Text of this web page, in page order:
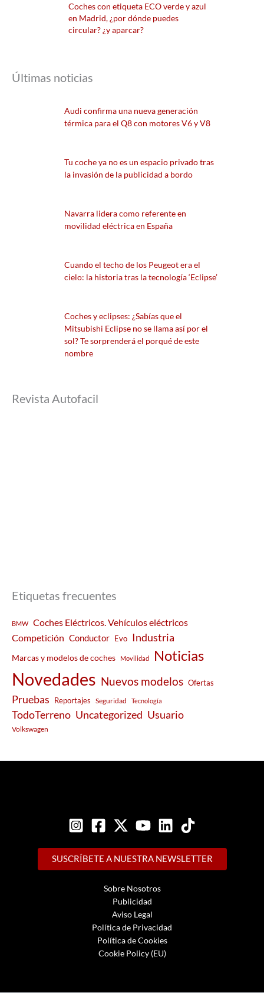
Coches con etiqueta ECO verde y azul
en Madrid, ¿por dónde puedes
circular? ¿y aparcar?
Últimas noticias
Audi confirma una nueva generación
térmica para el Q8 con motores V6 y V8
Tu coche ya no es un espacio privado tras
la invasión de la publicidad a bordo
Navarra lidera como referente en
movilidad eléctrica en España
Cuando el techo de los Peugeot era el
cielo: la historia tras la tecnología ‘Eclipse’
Coches y eclipses: ¿Sabías que el
Mitsubishi Eclipse no se llama así por el
sol? Te sorprenderá el porqué de este
nombre
Revista Autofacil
Etiquetas frecuentes
BMW
Coches Eléctricos. Vehículos eléctricos
Competición Conductor Evo Industria
Marcas y modelos de coches Movilidad Noticias
Novedades Nuevos modelos Ofertas
Pruebas Reportajes Seguridad Tecnología
TodoTerreno Uncategorized Usuario
Volkswagen
SUSCRÍBETE A NUESTRA NEWSLETTER
Sobre Nosotros
Publicidad
Aviso Legal
Política de Privacidad
Política de Cookies
Cookie Policy (EU)